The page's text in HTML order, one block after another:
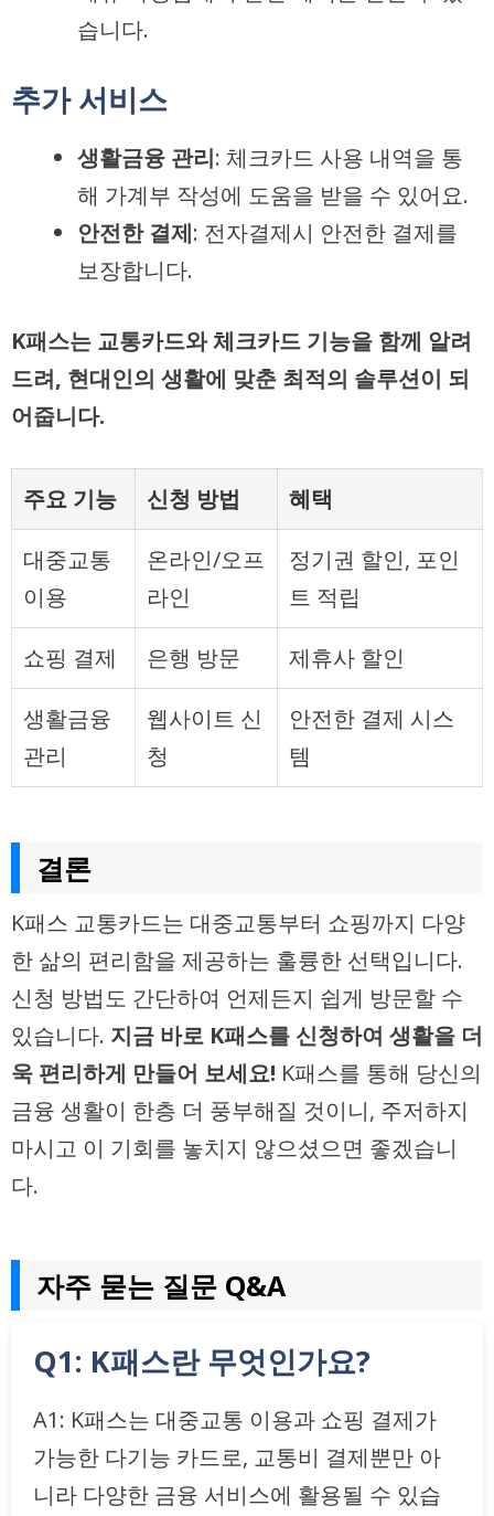
습니다.
추가 서비스
생활금융 관리: 체크카드 사용 내역을 통
해 가계부 작성에 도움을 받을 수 있어요.
안전한 결제: 전자결제시 안전한 결제를
보장합니다.
K패스는 교통카드와 체크카드 기능을 함께 알려
드려, 현대인의 생활에 맞춘 최적의 솔루션이 되
어줍니다.
주요 기능 신청 방법 혜택
대중교통
이용
온라인/오프
라인
정기권 할인, 포인
트 적립
쇼핑 결제 은행 방문 제휴사 할인
생활금융
관리
웹사이트 신
청
안전한 결제 시스
템
결론
K패스 교통카드는 대중교통부터 쇼핑까지 다양
한 삶의 편리함을 제공하는 훌륭한 선택입니다.
신청 방법도 간단하여 언제든지 쉽게 방문할 수
있습니다. 지금 바로 K패스를 신청하여 생활을 더
욱 편리하게 만들어 보세요! K패스를 통해 당신의
금융 생활이 한층 더 풍부해질 것이니, 주저하지
마시고 이 기회를 놓치지 않으셨으면 좋겠습니
다.
자주 묻는 질문 Q&A
Q1: K패스란 무엇인가요?
A1: K패스는 대중교통 이용과 쇼핑 결제가
가능한 다기능 카드로, 교통비 결제뿐만 아
니라 다양한 금융 서비스에 활용될 수 있습